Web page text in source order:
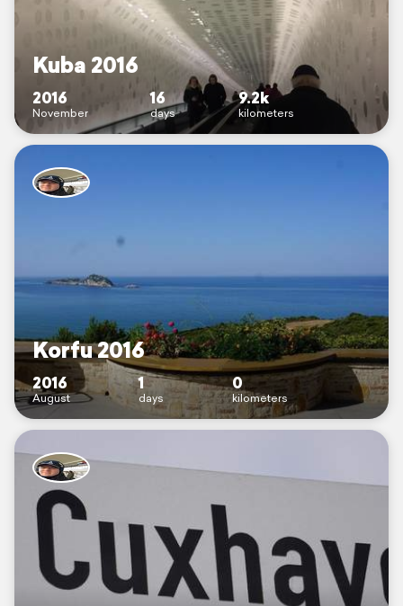
Kuba 2016
2016
November
16
days
9.2k
kilometers
Korfu 2016
2016
August
1
days
0
kilometers